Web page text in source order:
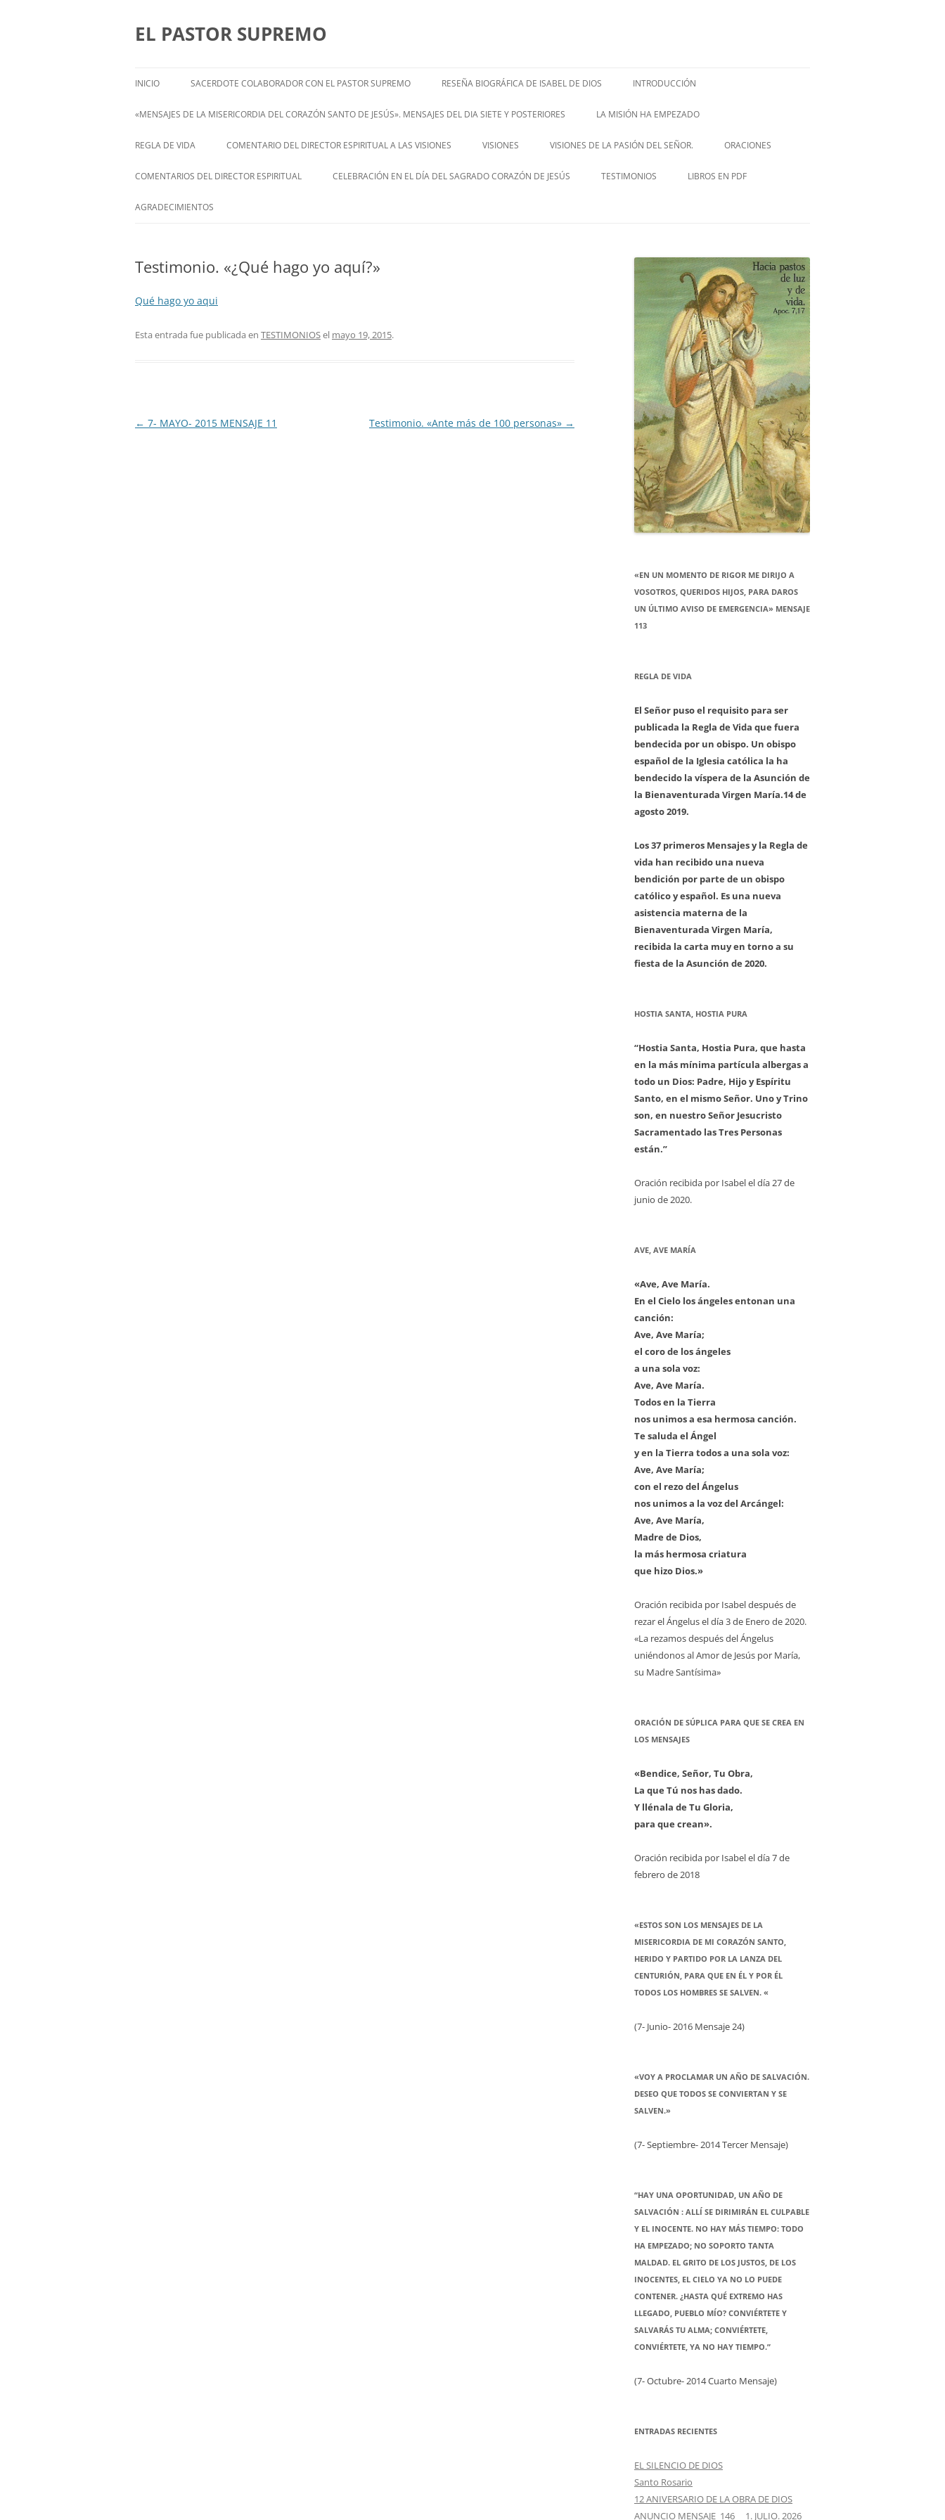
EL PASTOR SUPREMO
INICIO SACERDOTE COLABORADOR CON EL PASTOR SUPREMO RESEÑA BIOGRÁFICA DE ISABEL DE DIOS
ISABEL’S BIOGRAPHY
INTRODUCCIÓN
«MENSAJES DE LA MISERICORDIA DEL CORAZÓN SANTO DE JESÚS». MENSAJES DEL DIA SIETE Y POSTERIORES
ENGLISH
FRANÇAIS
ITALIANI
LA MISIÓN HA EMPEZADO
– ENGLISH –
REGLA DE VIDA COMENTARIO DEL DIRECTOR ESPIRITUAL A LAS VISIONES VISIONES
ENGLISH V
VISIONES DE LA PASIÓN DEL SEÑOR. ORACIONES
VIA CRUCIS
COMENTARIOS DEL DIRECTOR ESPIRITUAL
STATEMENT FROM THE SPIRITUAL
CELEBRACIÓN EN EL DÍA DEL SAGRADO CORAZÓN DE JESÚS TESTIMONIOS LIBROS EN PDF
AGRADECIMIENTOS
Testimonio. «¿Qué hago yo aquí?»
Qué hago yo aqui
Esta entrada fue publicada en TESTIMONIOSel mayo 19, 2015.
Navegación
← 7- MAYO- 2015 MENSAJE 11 Testimonio. «Ante más de 100 personas» →
«EN UN MOMENTO DE RIGOR ME DIRIJO A
VOSOTROS, QUERIDOS HIJOS, PARA DAROS
UN ÚLTIMO AVISO DE EMERGENCIA» MENSAJE
113
REGLA DE VIDA
El Señor puso el requisito para ser
publicada la Regla de Vida que fuera
bendecida por un obispo. Un obispo
español de la Iglesia católica la ha
bendecido la víspera de la Asunción de
la Bienaventurada Virgen María.14 de
agosto 2019.
Los 37 primeros Mensajes y la Regla de
vida han recibido una nueva
bendición por parte de un obispo
católico y español. Es una nueva
asistencia materna de la
Bienaventurada Virgen María,
recibida la carta muy en torno a su
fiesta de la Asunción de 2020.
HOSTIA SANTA, HOSTIA PURA
“Hostia Santa, Hostia Pura, que hasta
en la más mínima partícula albergas a
todo un Dios: Padre, Hijo y Espíritu
Santo, en el mismo Señor. Uno y Trino
son, en nuestro Señor Jesucristo
Sacramentado las Tres Personas
están.”
Oración recibida por Isabel el día 27 de
junio de 2020.
AVE, AVE MARÍA
«Ave, Ave María.
En el Cielo los ángeles entonan una
canción:
Ave, Ave María;
el coro de los ángeles
a una sola voz:
Ave, Ave María.
Todos en la Tierra
nos unimos a esa hermosa canción.
Te saluda el Ángel
y en la Tierra todos a una sola voz:
Ave, Ave María;
con el rezo del Ángelus
nos unimos a la voz del Arcángel:
Ave, Ave María,
Madre de Dios,
la más hermosa criatura
que hizo Dios.»
Oración recibida por Isabel después de
rezar el Ángelus el día 3 de Enero de 2020.
«La rezamos después del Ángelus
uniéndonos al Amor de Jesús por María,
su Madre Santísima»
ORACIÓN DE SÚPLICA PARA QUE SE CREA EN
LOS MENSAJES
«Bendice, Señor, Tu Obra,
La que Tú nos has dado.
Y llénala de Tu Gloria,
para que crean».
Oración recibida por Isabel el día 7 de
febrero de 2018
«ESTOS SON LOS MENSAJES DE LA
MISERICORDIA DE MI CORAZÓN SANTO,
HERIDO Y PARTIDO POR LA LANZA DEL
CENTURIÓN, PARA QUE EN ÉL Y POR ÉL
TODOS LOS HOMBRES SE SALVEN. «
(7- Junio- 2016 Mensaje 24)
«VOY A PROCLAMAR UN AÑO DE SALVACIÓN.
DESEO QUE TODOS SE CONVIERTAN Y SE
SALVEN.»
(7- Septiembre- 2014 Tercer Mensaje)
“HAY UNA OPORTUNIDAD, UN AÑO DE
SALVACIÓN : ALLÍ SE DIRIMIRÁN EL CULPABLE
Y EL INOCENTE. NO HAY MÁS TIEMPO: TODO
HA EMPEZADO; NO SOPORTO TANTA
MALDAD. EL GRITO DE LOS JUSTOS, DE LOS
INOCENTES, EL CIELO YA NO LO PUEDE
CONTENER. ¿HASTA QUÉ EXTREMO HAS
LLEGADO, PUEBLO MÍO? CONVIÉRTETE Y
SALVARÁS TU ALMA; CONVIÉRTETE,
CONVIÉRTETE, YA NO HAY TIEMPO.”
(7- Octubre- 2014 Cuarto Mensaje)
ENTRADAS RECIENTES
EL SILENCIO DE DIOS
Santo Rosario
12 ANIVERSARIO DE LA OBRA DE DIOS
ANUNCIO MENSAJE 146 1. JULIO. 2026